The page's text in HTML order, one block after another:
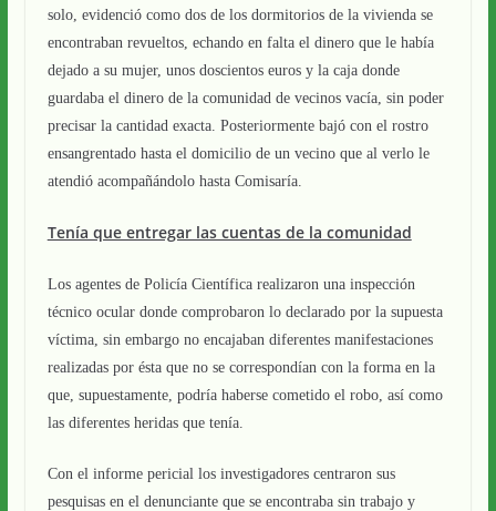
solo, evidenció como dos de los dormitorios de la vivienda se
encontraban revueltos, echando en falta el dinero que le había
dejado a su mujer, unos doscientos euros y la caja donde
guardaba el dinero de la comunidad de vecinos vacía, sin poder
precisar la cantidad exacta. Posteriormente bajó con el rostro
ensangrentado hasta el domicilio de un vecino que al verlo le
atendió acompañándolo hasta Comisaría.
Tenía que entregar las cuentas de la comunidad
Los agentes de Policía Científica realizaron una inspección
técnico ocular donde comprobaron lo declarado por la supuesta
víctima, sin embargo no encajaban diferentes manifestaciones
realizadas por ésta que no se correspondían con la forma en la
que, supuestamente, podría haberse cometido el robo, así como
las diferentes heridas que tenía.
Con el informe pericial los investigadores centraron sus
pesquisas en el denunciante que se encontraba sin trabajo y